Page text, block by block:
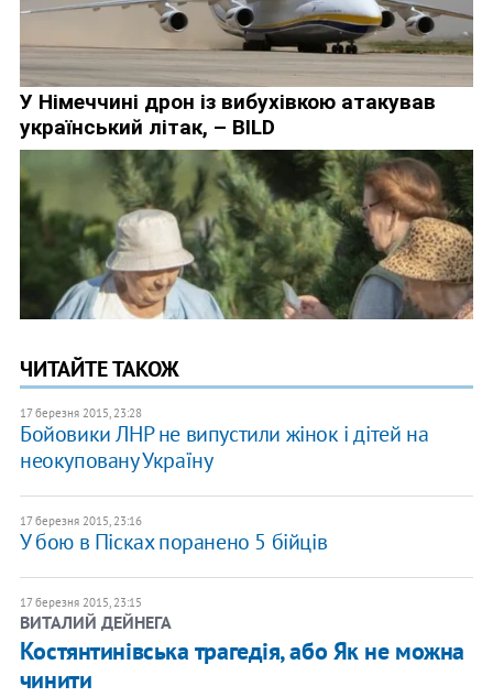
ЧИТАЙТЕ ТАКОЖ
17 березня 2015, 23:28
Бойовики ЛНР не випустили жінок і дітей на
неокуповану Україну
17 березня 2015, 23:16
У бою в Пісках поранено 5 бійців
17 березня 2015, 23:15
ВИТАЛИЙ ДЕЙНЕГА
Костянтинівська трагедія, або Як не можна
чинити